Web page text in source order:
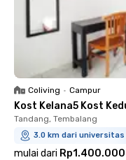
Coliving • Campur
Kost Kelana5 Kost
Tandang, Tembalang
3.0 km dari
mulai dari Rp1.400.000